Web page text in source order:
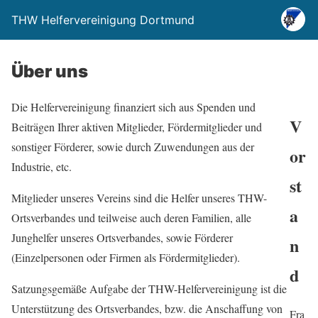
THW Helfervereinigung Dortmund
Über uns
Die Helfervereinigung finanziert sich aus Spenden und
Beiträgen Ihrer aktiven Mitglieder, Fördermitglieder und
sonstiger Förderer, sowie durch Zuwendungen aus der
Industrie, etc.
Mitglieder unseres Vereins sind die Helfer unseres THW-
Ortsverbandes und teilweise auch deren Familien, alle
Junghelfer unseres Ortsverbandes, sowie Förderer
(Einzelpersonen oder Firmen als Fördermitglieder).
Satzungsgemäße Aufgabe der THW-Helfervereinigung ist die
Unterstützung des Ortsverbandes, bzw. die Anschaffung von
V
or
st
a
n
d
Fra